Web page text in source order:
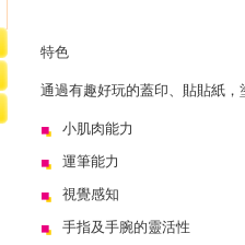
特色
通過有趣好玩的蓋印、貼貼紙
小肌肉能力
運筆能力
視覺感知
手指及手腕的靈活性